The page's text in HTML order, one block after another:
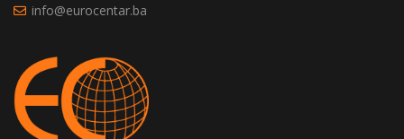
info@eurocentar.ba